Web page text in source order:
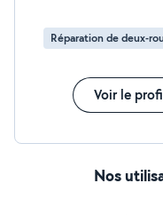
Réparation de deux-
Voir le
Nos